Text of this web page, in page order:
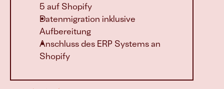
5 auf Shopify
Datenmigration inklusive
Aufbereitung
Anschluss des ERP Systems an
Shopify